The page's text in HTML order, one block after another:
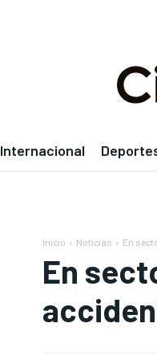
Internacional
Inicio Noticias En
En